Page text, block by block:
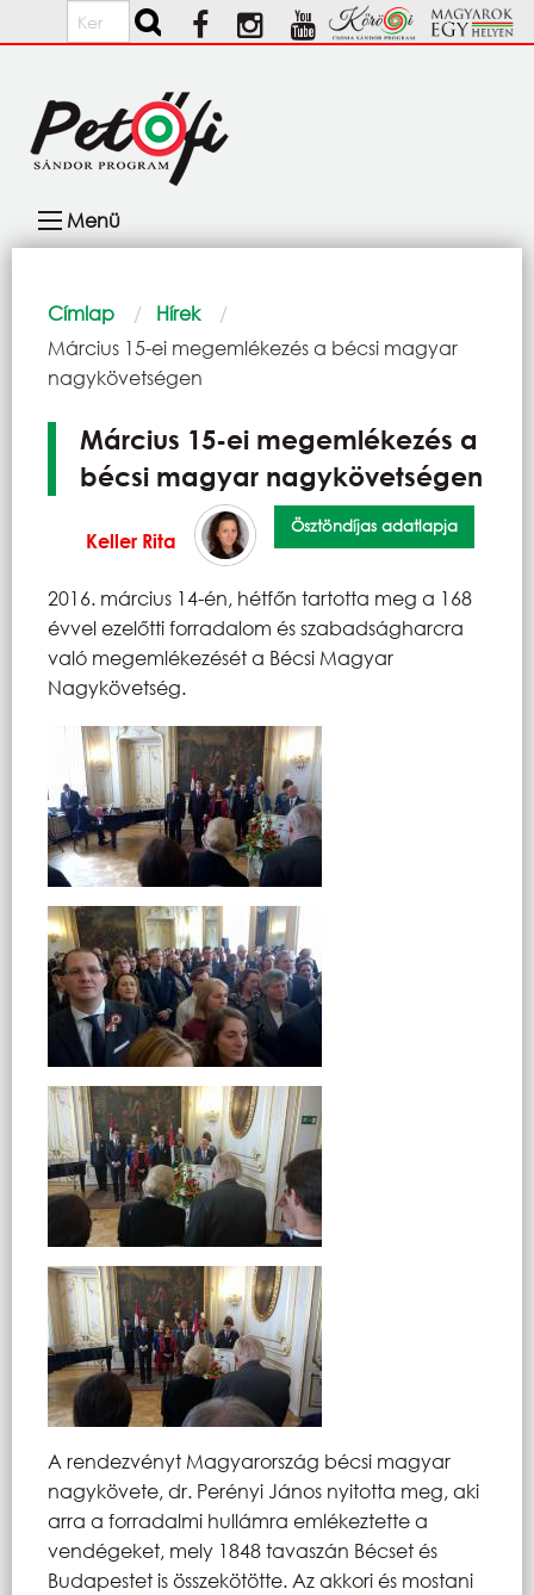
Ugrás a tartalomra
Keresés
navigáció
Menü
Morzsa
Címlap
Hírek
Current:
Március 15-ei megemlékezés a bécsi magyar
nagykövetségen
Március 15-ei megemlékezés a
bécsi magyar nagykövetségen
Keller Rita
Ösztöndíjas adatlapja
2016. március 14-én, hétfőn tartotta meg a 168
évvel ezelőtti forradalom és szabadságharcra
való megemlékezését a Bécsi Magyar
Nagykövetség.
A rendezvényt Magyarország bécsi magyar
nagykövete, dr. Perényi János nyitotta meg, aki
arra a forradalmi hullámra emlékeztette a
vendégeket, mely 1848 tavaszán Bécset és
Budapestet is összekötötte. Az akkori és mostani